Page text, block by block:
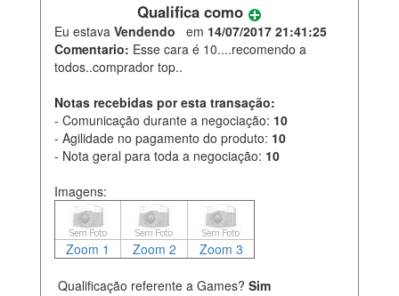
Qualifica como
Eu estava Vendendo em 14/07/2017 21:41:25
Comentario: Esse cara é 10....recomendo a
todos..comprador top..
Notas recebidas por esta transação:
- Comunicação durante a negociação: 10
- Agilidade no pagamento do produto: 10
- Nota geral para toda a negociação: 10
Imagens:
Zoom 1 Zoom 2 Zoom 3
Qualificação referente a Games? Sim